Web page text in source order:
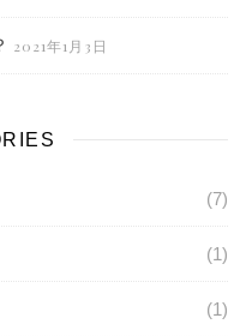
2021年1月3日
(7)
(1)
(1)